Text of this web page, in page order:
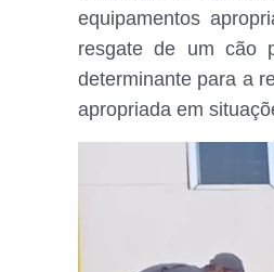
equipamentos
resgate de um cão
determinante para a
apropriada em